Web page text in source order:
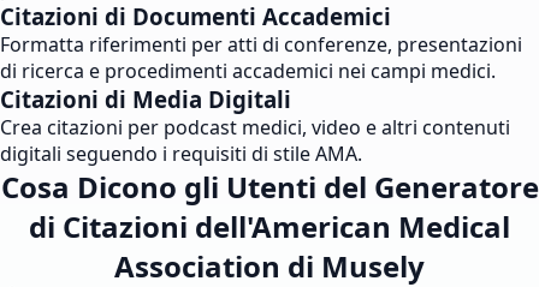
Citazioni di Documenti Accademici
Formatta riferimenti per atti di conferenze, presentazioni
di ricerca e procedimenti accademici nei campi medici.
Citazioni di Media Digitali
Crea citazioni per podcast medici, video e altri contenuti
digitali seguendo i requisiti di stile AMA.
Cosa Dicono gli Utenti del Generatore
di Citazioni dell'American Medical
Association di Musely